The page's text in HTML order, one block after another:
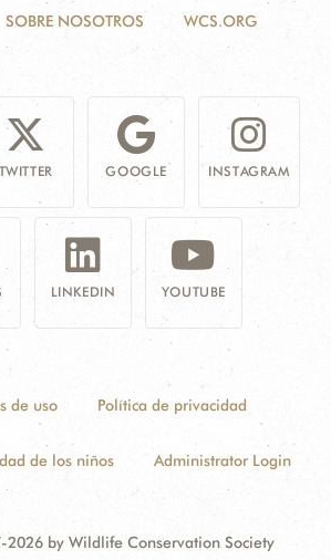
SOBRE NOSOTROS WCS.ORG
TWITTER GOOGLE INSTAGRAM
LINKEDIN YOUTUBE
de uso Política de privacidad
de los niños Administrator Login
2026 by Wildlife Conservation Society